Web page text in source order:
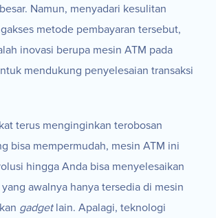
Namun, menyadari kesulitan
metode pembayaran tersebut,
inovasi berupa mesin ATM pada
mendukung penyelesaian transaksi
terus menginginkan terobosan
bisa mempermudah, mesin ATM ini
hingga Anda bisa menyelesaikan
awalnya hanya tersedia di mesin
gadget lain. Apalagi, teknologi